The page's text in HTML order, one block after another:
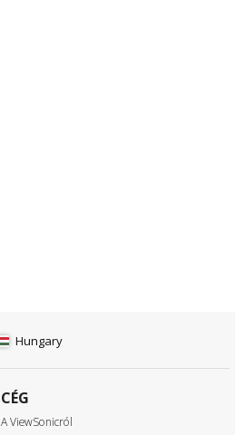
Hungary
CÉG
A ViewSonicról